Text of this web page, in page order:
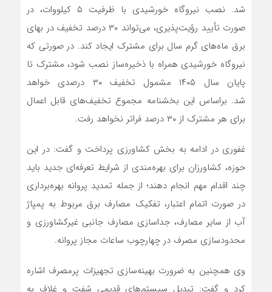
شد. نصب نیروگاه خورشیدی با ظرفیت ۵ کیلووات، در
صورت تأیید رؤیت‌پذیری، می‌تواند ۳۰ درصد تخفیف در بهای
برق ماه‌های گرم سال برای مشترک ایجاد کند. در صورتی که
نیروگاه خورشیدی همراه با ذخیره‌ساز نصب شود، مشترک تا
پایان سال ۱۴۰۵ مشمول تخفیف ۳۰ درصدی خواهد
شد. براساس این بخشنامه مجموع تخفیف‌های قابل اعمال
برای هر مشترک از ۳۰ درصد فراتر نخواهد رفت.
غفوری در ادامه به بخش کشاورزی پرداخت و گفت: در این
حوزه، کشاورزان برای بهره‌مندی از شرایط تعرفه‌ای جدید باید
چند اقدام مهم انجام دهند؛ از جمله تمدید پروانه بهره‌برداری
در صورت اتمام اعتبار، تفکیک مصارف برق مربوط به پمپاژ
آب از سایر مصارف، جداسازی مصارف جانبی غیرکشاورزی و
محدودسازی مصرف در چهارچوب ساعات مجاز پروانه.
وی همچنین به ضرورت بهینه‌سازی تجهیزات پرمصرف اشاره
کرد و گفت: تبدیل سیستم‌های قدیمی شفت و غلاف به